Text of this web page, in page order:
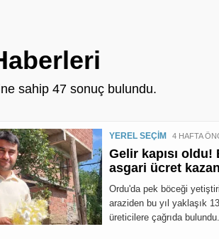
sahip 47 sonuç bulundu.
YEREL SEÇİM 4 HAFTA
Gelir kapısı
asgari ücret
Ordu'da pek böceği
araziden bu yıl yaklaşık
üreticilere çağrıda bulundu.